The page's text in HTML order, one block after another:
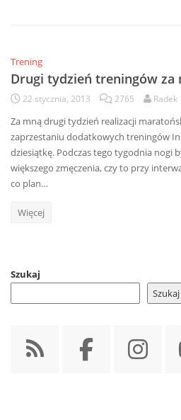
Trening
Drugi tydzień treningów za
22 stycznia, 2013 2765 Radek
Za mną drugi tydzień realizacji
zaprzestaniu dodatkowych treningów
dziesiątkę. Podczas tego tygodnia nogi
większego zmęczenia, czy to przy
co plan…
Więcej
Szukaj
Szukaj